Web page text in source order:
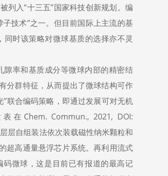
列入“十三五”国家科技创新规划。编
技术”之一。但目前国际上主流的基
时该策略对微球基质的选择亦不灵
率和基质成分等微球内部的精密结
分群特征，从而提出了微球结构可作
联合编码策略，即通过发展可对无机
Chem. Commun., 2021, DOI:
层自组装法依次装载磁性纳米颗粒和
超高通量悬浮芯片系统。再利用流式
微球，这是目前已有报道的最高记